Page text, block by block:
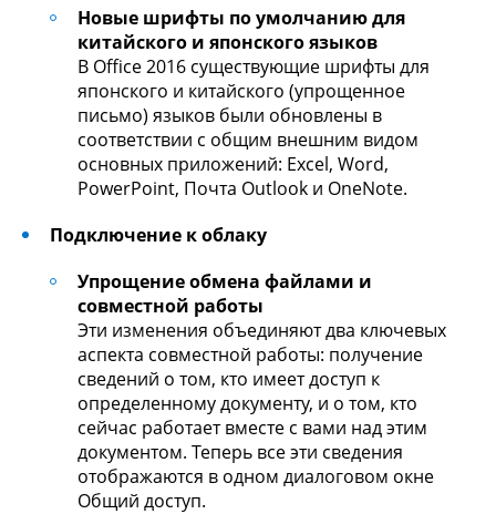
Новые шрифты по умолчанию для
китайского и японского языков
В Office 2016 существующие шрифты для
японского и китайского (упрощенное
письмо) языков были обновлены в
соответствии с общим внешним видом
основных приложений: Excel, Word,
PowerPoint, Почта Outlook и OneNote.
Подключение к облаку
Упрощение обмена файлами и
совместной работы
Эти изменения объединяют два ключевых
аспекта совместной работы: получение
сведений о том, кто имеет доступ к
определенному документу, и о том, кто
сейчас работает вместе с вами над этим
документом. Теперь все эти сведения
отображаются в одном диалоговом окне
Общий доступ.